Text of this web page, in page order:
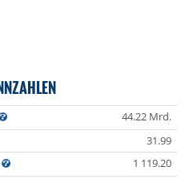
44.22 Mrd.
31.99
1 119.20